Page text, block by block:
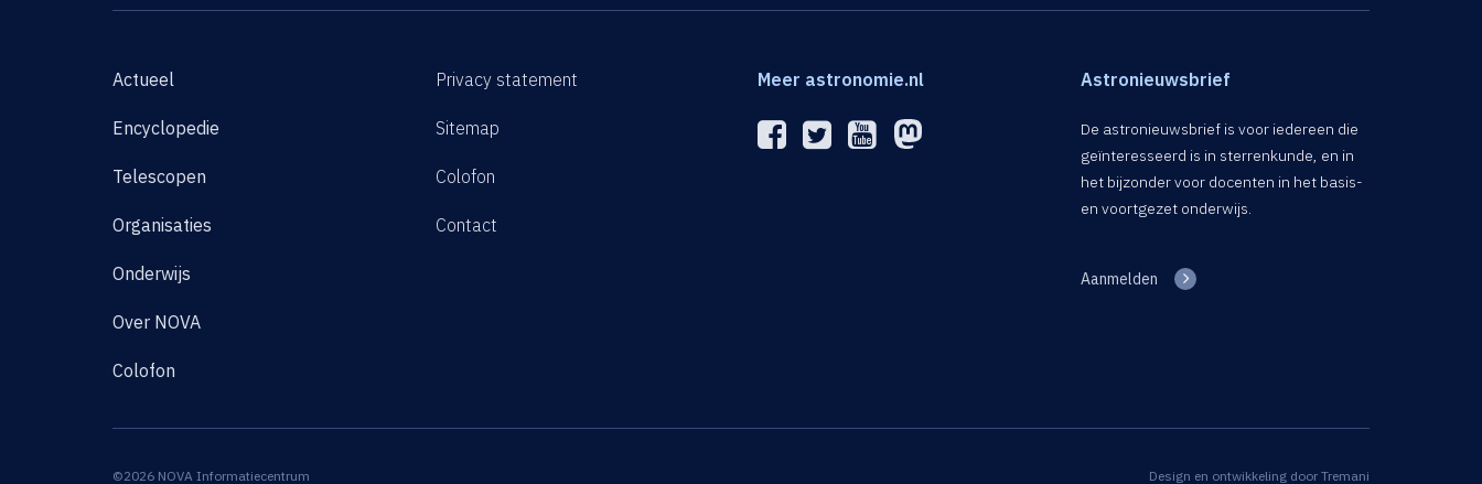
Actueel
Encyclopedie
Telescopen
Organisaties
Onderwijs
Over NOVA
Colofon
Privacy statement
Sitemap
Colofon
Contact
Meer astronomie.nl Astronieuwsbrief
De astronieuwsbrief is voor iedereen die
geïnteresseerd is in sterrenkunde, en in
het bijzonder voor docenten in het basis-
en voortgezet onderwijs.
Aanmelden
©2026 NOVA Informatiecentrum Design en ontwikkeling door Tremani